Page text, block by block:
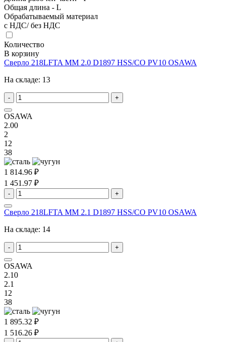
Общая длина - L
Обрабатываемый материал
с НДС/ без НДС
Количество
В корзину
Сверло 218LFTA MM 2.0 D1897 HSS/CO PV10 OSAWA
На складе: 13
- +
OSAWA
2.00
2
12
38
1 814.96 ₽
1 451.97 ₽
- +
Сверло 218LFTA MM 2.1 D1897 HSS/CO PV10 OSAWA
На складе: 14
- +
OSAWA
2.10
2.1
12
38
1 895.32 ₽
1 516.26 ₽